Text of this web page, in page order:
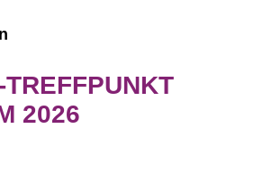
TREFFPUNKT
2026